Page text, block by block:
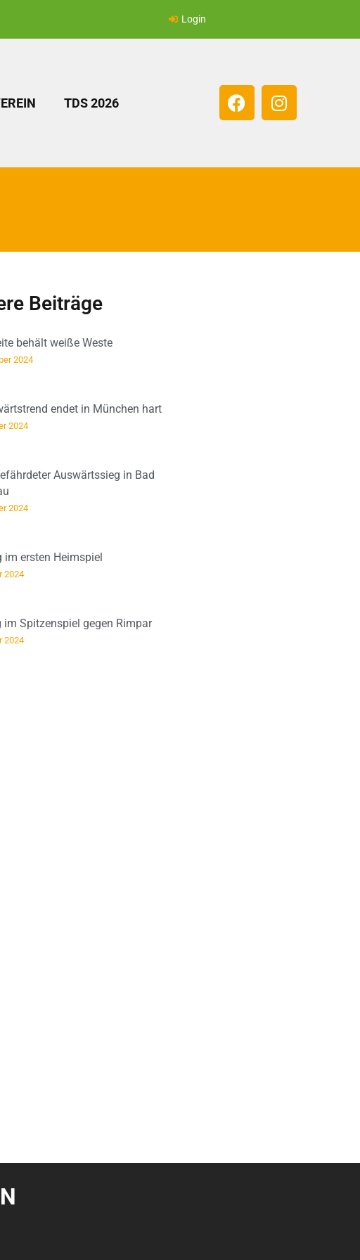
Login
TDS 2026
Beiträge
behält weiße Weste
2024
endet in München hart
2024
Auswärtssieg in Bad
2024
im ersten Heimspiel
2024
im Spitzenspiel gegen Rimpar
2024